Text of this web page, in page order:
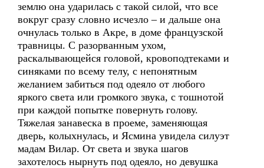
землю она ударилась с такой силой, что все
вокруг сразу словно исчезло – и дальше она
очнулась только в Акре, в доме французской
травницы. С разорванным ухом,
раскалывающейся головой, кровоподтеками и
синяками по всему телу, с непонятным
желанием забиться под одеяло от любого
яркого света или громкого звука, с тошнотой
при каждой попытке повернуть голову.
Тяжелая занавеска в проеме, заменяющая
дверь, колыхнулась, и Ясмина увидела силуэт
мадам Вилар. От света и звука шагов
захотелось нырнуть под одеяло, но девушка